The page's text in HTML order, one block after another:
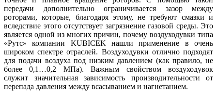
передачи дополнительно ограничивается зазор между
роторами, которые, благодаря этому, не требуют смазки и
вследствие этого отсутствует загрязнение газовой среды. Это
является одной из многих причин, почему воздуходувки типа
«Рутс» компании KUBICEK нашли применение в очень
широком спектре отраслей. Воздуходувки отлично подходят
для подачи воздуха под низким давлением (как правило, не
более 0,1…0,2 МПа). Важным свойством воздуходувок
служит значительная зависимость производительности от
перепада давления между всасыванием и нагнетанием.